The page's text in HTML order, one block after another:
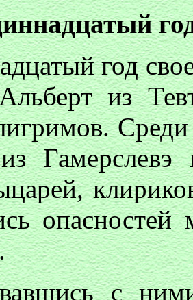
год
из
опасностей
с